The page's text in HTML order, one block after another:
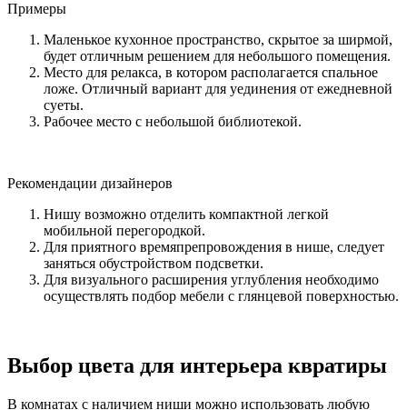
Примеры
Маленькое кухонное пространство, скрытое за ширмой,
будет отличным решением для небольшого помещения.
Место для релакса, в котором располагается спальное
ложе. Отличный вариант для уединения от ежедневной
суеты.
Рабочее место с небольшой библиотекой.
Рекомендации дизайнеров
Нишу возможно отделить компактной легкой
мобильной перегородкой.
Для приятного времяпрепровождения в нише, следует
заняться обустройством подсветки.
Для визуального расширения углубления необходимо
осуществлять подбор мебели с глянцевой поверхностью.
Выбор цвета для интерьера квратиры
В комнатах с наличием ниши можно использовать любую